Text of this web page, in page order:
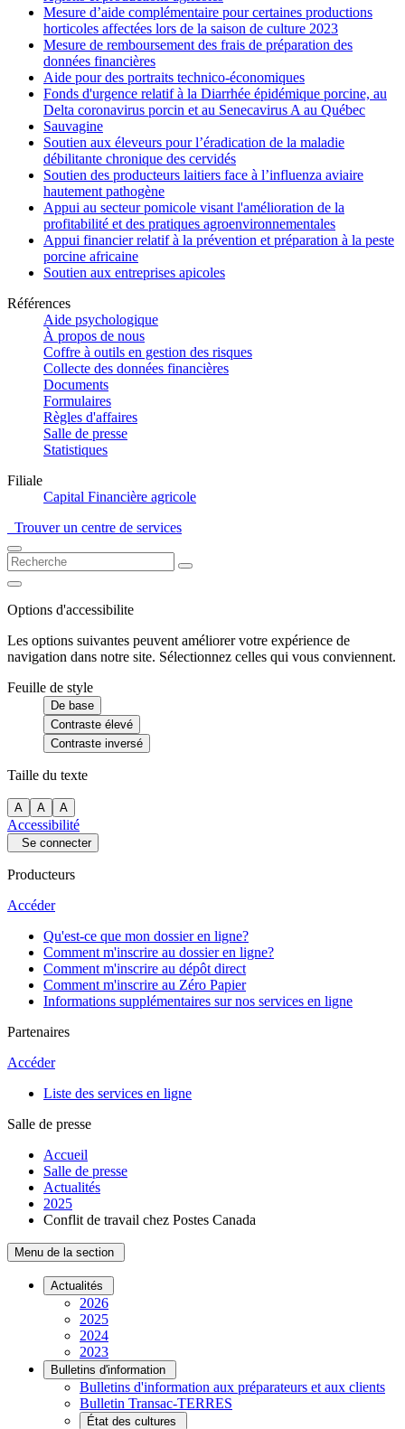
Mesure d’aide complémentaire pour certaines productions
horticoles affectées lors de la saison de culture 2023
Mesure de remboursement des frais de préparation des
données financières
Aide pour des portraits technico-économiques
Fonds d'urgence relatif à la Diarrhée épidémique porcine, au
Delta coronavirus porcin et au Senecavirus A au Québec
Sauvagine
Soutien aux éleveurs pour l’éradication de la maladie
débilitante chronique des cervidés
Soutien des producteurs laitiers face à l’influenza aviaire
hautement pathogène
Appui au secteur pomicole visant l'amélioration de la
profitabilité et des pratiques agroenvironnementales
Appui financier relatif à la prévention et préparation à la peste
porcine africaine
Soutien aux entreprises apicoles
Références
Aide psychologique
À propos de nous
Coffre à outils en gestion des risques
Collecte des données financières
Documents
Formulaires
Règles d'affaires
Salle de presse
Statistiques
Filiale
Capital Financière agricole
Trouver un centre de services
Options d'accessibilite
Les options suivantes peuvent améliorer votre expérience de
navigation dans notre site. Sélectionnez celles qui vous conviennent.
Feuille de style
De base
Contraste élevé
Contraste inversé
Taille du texte
A A A
Accessibilité
Se connecter
Producteurs
Accéder
Qu'est-ce que mon dossier en ligne?
Comment m'inscrire au dossier en ligne?
Comment m'inscrire au dépôt direct
Comment m'inscrire au Zéro Papier
Informations supplémentaires sur nos services en ligne
Partenaires
Accéder
Liste des services en ligne
Salle de presse
Accueil
Salle de presse
Actualités
2025
Conflit de travail chez Postes Canada
Menu de la section
Actualités
2026
2025
2024
2023
Bulletins d'information
Bulletins d'information aux préparateurs et aux clients
Bulletin Transac-TERRES
État des cultures